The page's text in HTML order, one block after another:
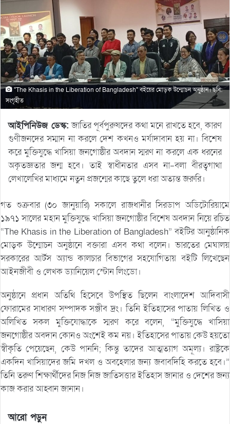
"The Khasis in the Liberation of Bangladesh" বইয়ের মোড়ক উন্মোচন অনুষ্ঠান। ছবি:
সংগৃহীত
আইপিনিউজ ডেস্ক: জাতির পূর্বপুরুষদের কথা মনে রাখতে হবে, কারণ
গুণীজনদের সম্মান না করলে দেশ কখনও মর্যাদাবান হয় না। বিশেষ
করে মুক্তিযুদ্ধে খাসিয়া জনগোষ্ঠীর অবদান স্মরণ না করলে এক ধরনের
অকৃতজ্ঞতার জন্ম হবে। তাই স্বাধীনতার এসব না-বলা বীরত্বগাথা
লেখালেখির মাধ্যমে নতুন প্রজন্মের কাছে তুলে ধরা অত্যন্ত জরুরি।
গত শুক্রবার (৩০ জানুয়ারি) সকালে রাজধানীর সিরডাপ অডিটোরিয়ামে
১৯৭১ সালের মহান মুক্তিযুদ্ধে খাসিয়া জনগোষ্ঠীর বিশেষ অবদান নিয়ে রচিত
“The Khasis in the Liberation of Bangladesh” বইটির আনুষ্ঠানিক
মোড়ক উন্মোচন অনুষ্ঠানে বক্তারা এসব কথা বলেন। ভারতের মেঘালয়
সরকারের আর্টস অ্যান্ড কালচার বিভাগের সহযোগিতায় বইটি লিখেছেন
আইনজীবী ও লেখক ড্যানিয়েল স্টোন লিংডো।
অনুষ্ঠানে প্রধান অতিথি হিসেবে উপস্থিত ছিলেন বাংলাদেশ আদিবাসী
ফোরামের সাধারণ সম্পাদক সঞ্জীব দ্রং। তিনি ইতিহাসের পাতায় লিখিত ও
অলিখিত সকল মুক্তিযোদ্ধাকে স্মরণ করে বলেন, “মুক্তিযুদ্ধে খাসিয়া
জনগোষ্ঠীর অবদান কোনও অংশেই কম নয়। ইতিহাসের পাতায় কেউ হয়তো
স্বীকৃতি পেয়েছেন, কেউ পাননি; কিন্তু তাদের আত্মত্যাগ অমূল্য। রাষ্ট্রকে
একদিন খাসিয়াদের জমি দখল ও অবহেলার জন্য জবাবদিহি করতে হবে।”
তিনি তরুণ শিক্ষার্থীদের নিজ নিজ জাতিসত্তার ইতিহাস জানার ও দেশের জন্য
কাজ করার আহ্বান জানান।
আরো পড়ুন